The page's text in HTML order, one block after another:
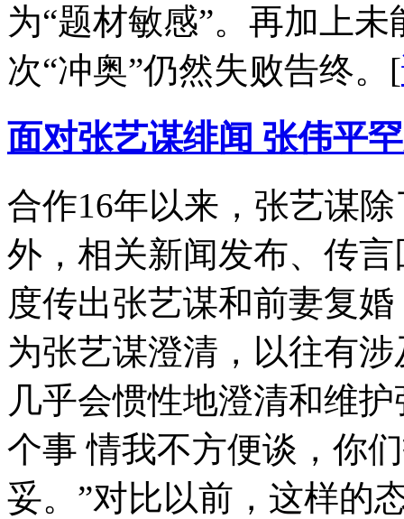
为“题材敏感”。再加上
次“冲奥”仍然失败告终。 [
面对张艺谋绯闻 张伟平
合作16年以来，张艺谋
外，相关新闻发布、传
度传出张艺谋和前妻复
为张艺谋澄清，以往有
几乎会惯性地澄清和维
个事 情我不方便谈，你
妥。”对比以前，这样的